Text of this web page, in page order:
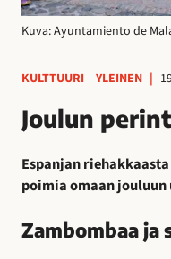
Kuva: Ayuntamiento de
KULTTUURI YLEINEN |
Joulun
Espanjan
poimia omaan
Zambombaa ja